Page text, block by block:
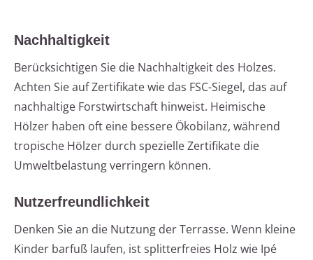
Nachhaltigkeit
Berücksichtigen Sie die Nachhaltigkeit des Holzes.
Achten Sie auf Zertifikate wie das FSC-Siegel, das auf
nachhaltige Forstwirtschaft hinweist. Heimische
Hölzer haben oft eine bessere Ökobilanz, während
tropische Hölzer durch spezielle Zertifikate die
Umweltbelastung verringern können.
Nutzerfreundlichkeit
Denken Sie an die Nutzung der Terrasse. Wenn kleine
Kinder barfuß laufen, ist splitterfreies Holz wie Ipé